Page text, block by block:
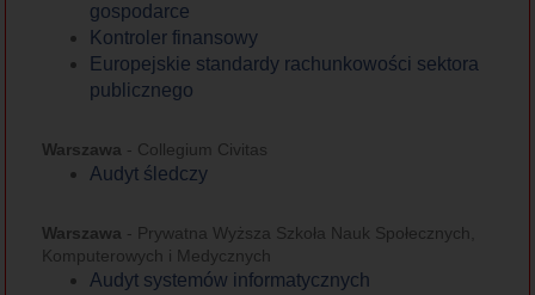
gospodarce
Kontroler finansowy
Europejskie standardy rachunkowości sektora
publicznego
Warszawa - Collegium Civitas
Audyt śledczy
Warszawa - Prywatna Wyższa Szkoła Nauk Społecznych,
Komputerowych i Medycznych
Audyt systemów informatycznych